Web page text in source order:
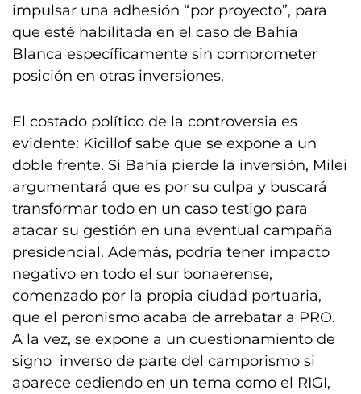
impulsar una adhesión “por proyecto”, para
que esté habilitada en el caso de Bahía
Blanca específicamente sin comprometer
posición en otras inversiones.
El costado político de la controversia es
evidente: Kicillof sabe que se expone a un
doble frente. Si Bahía pierde la inversión, Milei
argumentará que es por su culpa y buscará
transformar todo en un caso testigo para
atacar su gestión en una eventual campaña
presidencial. Además, podría tener impacto
negativo en todo el sur bonaerense,
comenzado por la propia ciudad portuaria,
que el peronismo acaba de arrebatar a PRO.
A la vez, se expone a un cuestionamiento de
signo inverso de parte del camporismo si
aparece cediendo en un tema como el RIGI,